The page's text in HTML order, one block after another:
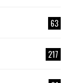
63
217